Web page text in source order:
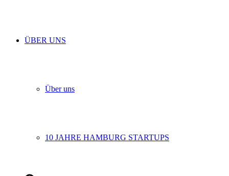
ÜBER UNS
Über uns
10 JAHRE HAMBURG STARTUPS